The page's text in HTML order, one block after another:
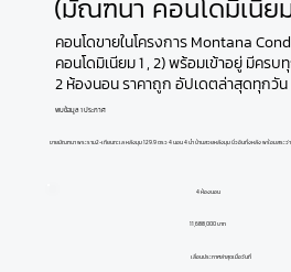
(มัณฑนา คอนโดมิเนีย
คอนโดขายในโครงการ Montana
คอนโดมิเนียม 1 , 2) พร้อมเข้าอยู่ มีครบ
2 ห้องนอน ราคาถูก อัปเดตล่าสุดทุกวัน
พบข้อมูล 1 ประกาศ
ขายมัณฑนา พระราม2-เทียนทะเล หลังมุม 129.9 ตรว 4 นอน 4 น้ำ บ้านสวยหลังมุม บิ้วอินทั้งหลัง พร้อมสระว่
11,688,000 บาท
4 ห้องนอน
เลื่อนประกาศล่าสุดเมื่อวันที่